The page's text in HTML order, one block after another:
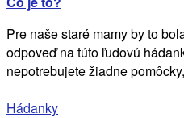
Pre naše staré mamy by to
odpoveď na túto ľudovú
nepotrebujete žiadne
Hádanky